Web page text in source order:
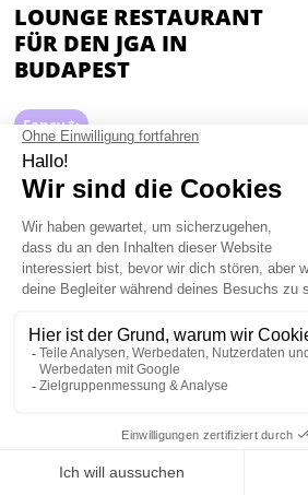
LOUNGE RESTAURANT
FÜR DEN JGA IN
BUDAPEST
Fancy ✨
WAS IST ENTHALTEN?
Ausgezeichnetes Drei-
Location
2 Gläser Wein pro Person
Mein JGA in Budapest